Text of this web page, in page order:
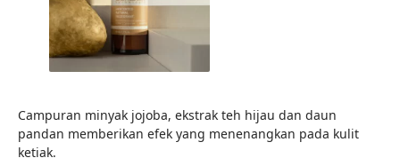
Campuran minyak jojoba, ekstrak teh hijau dan daun
pandan memberikan efek yang menenangkan pada kulit
ketiak.